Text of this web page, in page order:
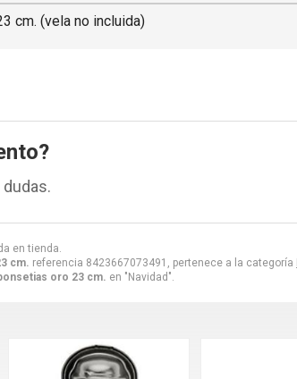
en tienda.
cm. referencia 8423667073491, pertenece a la categoría
oro 23 cm. en "Navidad".
cm. (vela no incluida)